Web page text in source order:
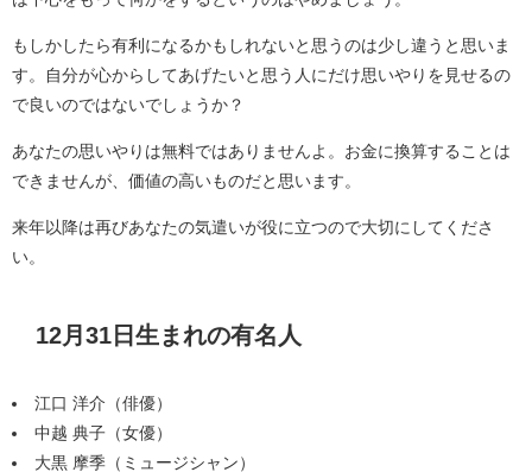
もしかしたら有利になるかもしれないと思うのは少し違うと思いま
す。自分が心からしてあげたいと思う人にだけ思いやりを見せるの
で良いのではないでしょうか？
あなたの思いやりは無料ではありませんよ。お金に換算することは
できませんが、価値の高いものだと思います。
来年以降は再びあなたの気遣いが役に立つので大切にしてくださ
い。
12月31日生まれの有名人
江口 洋介（俳優）
中越 典子（女優）
大黒 摩季（ミュージシャン）